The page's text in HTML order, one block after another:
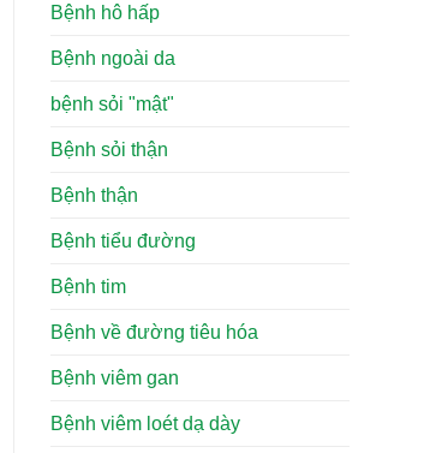
Bệnh hô hấp
Bệnh ngoài da
bệnh sỏi "mật"
Bệnh sỏi thận
Bệnh thận
Bệnh tiểu đường
Bệnh tim
Bệnh về đường tiêu hóa
Bệnh viêm gan
Bệnh viêm loét dạ dày